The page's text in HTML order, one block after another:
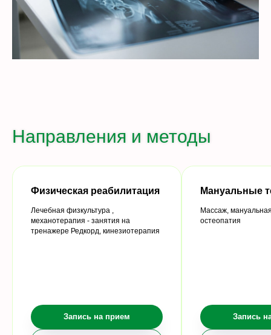
Направления и методы
Физическая реабилитация
Лечебная физкультура ,
механотерапия - занятия на
тренажере Редкорд, кинезиотерапия
Запись на прием
Мануальные
Массаж,
остеопатия
Запись